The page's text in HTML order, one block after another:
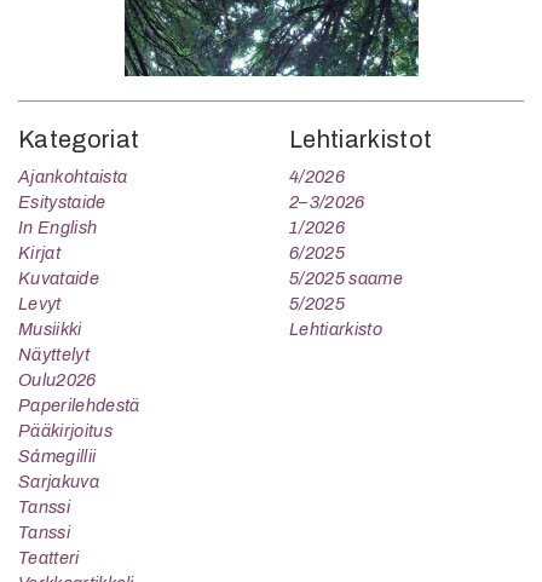
Kategoriat
Ajankohtaista
Esitystaide
In English
Kirjat
Kuvataide
Levyt
Musiikki
Näyttelyt
Oulu2026
Paperilehdestä
Pääkirjoitus
Sámegillii
Sarjakuva
Tanssi
Tanssi
Teatteri
Lehtiarkistot
4/2026
2–3/2026
1/2026
6/2025
5/2025 saame
5/2025
Lehtiarkisto